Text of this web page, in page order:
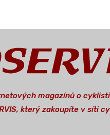
magazínů o
který zakoupíte v síti